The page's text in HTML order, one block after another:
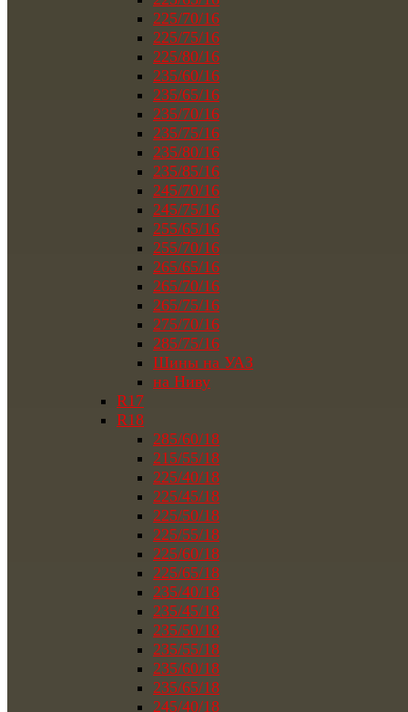
225/70/16
225/75/16
225/80/16
235/60/16
235/65/16
235/70/16
235/75/16
235/80/16
235/85/16
245/70/16
245/75/16
255/65/16
255/70/16
265/65/16
265/70/16
265/75/16
275/70/16
285/75/16
Шины на УАЗ
на Ниву
R17
R18
285/60/18
215/55/18
225/40/18
225/45/18
225/50/18
225/55/18
225/60/18
225/65/18
235/40/18
235/45/18
235/50/18
235/55/18
235/60/18
235/65/18
245/40/18